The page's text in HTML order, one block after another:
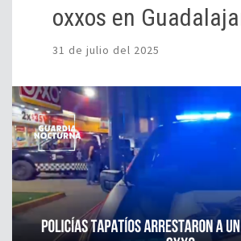
oxxos en
31 de julio del 2025